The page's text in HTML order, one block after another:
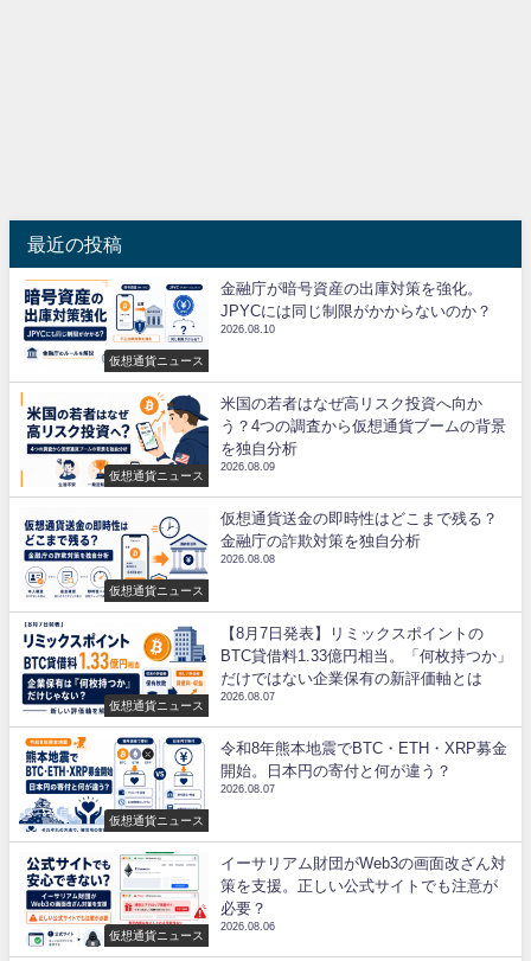
最近の投稿
仮想通貨ニュース
金融庁が暗号資産の出庫対策を強化。
JPYCには同じ制限がかからないのか？
2026.08.10
仮想通貨ニュース
米国の若者はなぜ高リスク投資へ向か
う？4つの調査から仮想通貨ブームの背景
を独自分析
2026.08.09
仮想通貨ニュース
仮想通貨送金の即時性はどこまで残る？
金融庁の詐欺対策を独自分析
2026.08.08
仮想通貨ニュース
【8月7日発表】リミックスポイントの
BTC貸借料1.33億円相当。「何枚持つか」
だけではない企業保有の新評価軸とは
2026.08.07
仮想通貨ニュース
令和8年熊本地震でBTC・ETH・XRP募金
開始。日本円の寄付と何が違う？
2026.08.07
仮想通貨ニュース
イーサリアム財団がWeb3の画面改ざん対
策を支援。正しい公式サイトでも注意が
必要？
2026.08.06